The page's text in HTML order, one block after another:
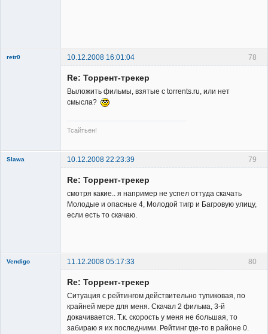
78
retr0
10.12.2008 16:01:04
Re: Торрент-трекер
Выложить фильмы, взятые с torrents.ru, или нет
смысла?
Тсайтьен!
79
Slawa
10.12.2008 22:23:39
Re: Торрент-трекер
смотря какие.. я например не успел оттуда скачать
Молодые и опасные 4, Молодой тигр и Багровую улицу,
если есть то скачаю.
80
Vendigo
11.12.2008 05:17:33
Re: Торрент-трекер
Ситуация с рейтингом действительно тупиковая, по
крайней мере для меня. Скачал 2 фильма, 3-й
докачивается. Т.к. скорость у меня не большая, то
забираю я их последними. Рейтинг где-то в районе 0.